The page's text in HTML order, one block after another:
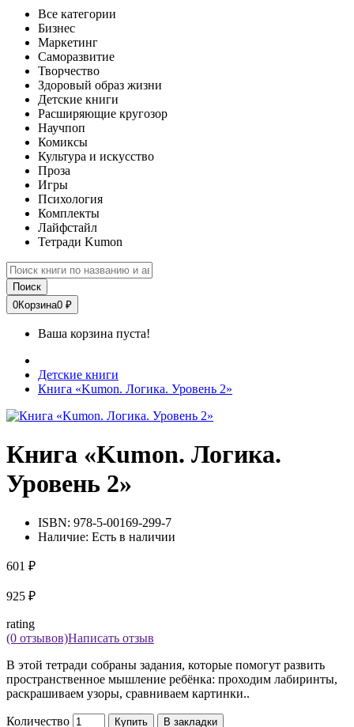
Все категории
Бизнес
Маркетинг
Саморазвитие
Творчество
Здоровый образ жизни
Детские книги
Расширяющие кругозор
Научпоп
Комиксы
Культура и искусство
Проза
Игры
Психология
Комплекты
Лайфстайл
Тетради Kumon
Поиск
0Корзина0 ₽
Ваша корзина пуста!
Детские книги
Книга «Kumon. Логика. Уровень 2»
Книга «Kumon. Логика.
Уровень 2»
ISBN: 978-5-00169-299-7
Наличие: Есть в наличии
601 ₽
925 ₽
rating
(0 отзывов)Написать отзыв
В этой тетради собраны задания, которые помогут развить
пространственное мышление ребёнка: проходим лабиринты,
раскрашиваем узоры, сравниваем картинки..
Количество Купить В закладки